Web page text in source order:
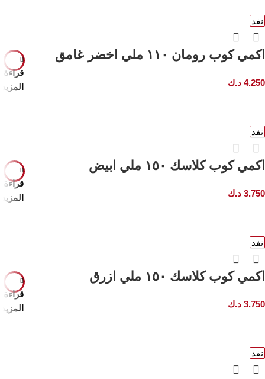
نفد
قراءة
المزيد
اكمي كوب رومان ١١٠ ملي اخضر غامق
4.250 د.ك
نفد
قراءة
المزيد
اكمي كوب كلاسك ١٥٠ ملي ابيض
3.750 د.ك
نفد
قراءة
المزيد
اكمي كوب كلاسك ١٥٠ ملي ازرق
3.750 د.ك
نفد